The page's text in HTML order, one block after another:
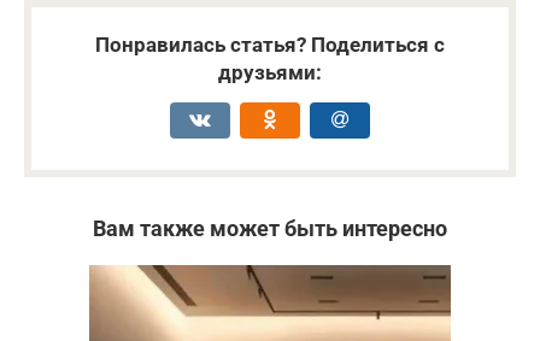
Понравилась статья? Поделиться с
друзьями:
Вам также может быть интересно